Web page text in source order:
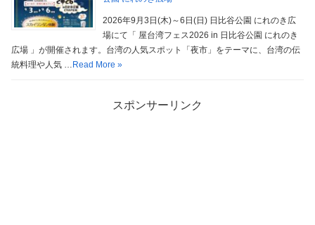
2026年9月3日(木)～6日(日) 日比谷公園 にれのき広
場にて「 屋台湾フェス2026 in 日比谷公園 にれのき
広場 」が開催されます。台湾の人気スポット「夜市」をテーマに、台湾の伝
統料理や人気 … Read More »
スポンサーリンク